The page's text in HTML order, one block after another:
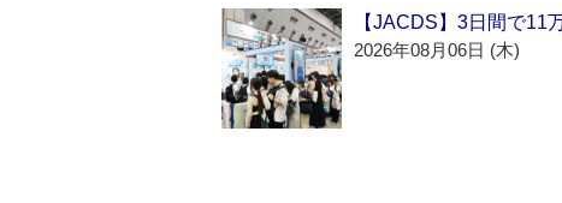
【JACDS】3日間で11
2026年08月06日 (木)